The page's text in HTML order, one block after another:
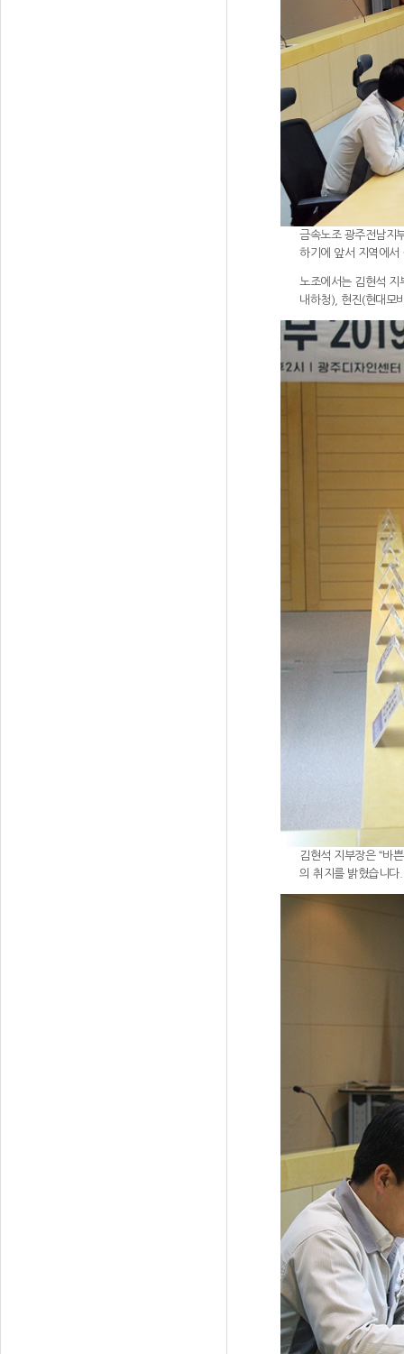
금속노조 광주전남지
하기에 앞서 지역에서
노조에서는 김현석 지
내하청), 현진(현대모
김현석 지부장은 “바
의 취지를 밝혔습니다